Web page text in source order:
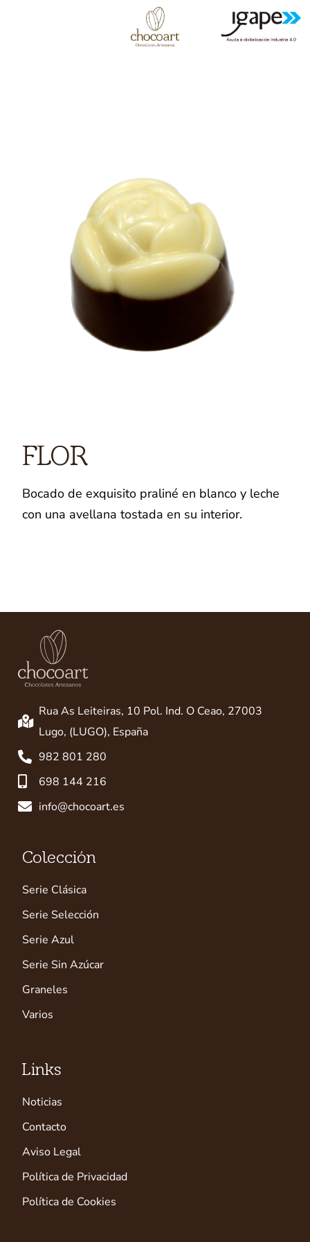
FLOR
Bocado de exquisito praliné en blanco y leche
con una avellana tostada en su interior.
Rua As Leiteiras, 10 Pol. Ind. O Ceao, 27003
Lugo, (LUGO), España
982 801 280
698 144 216
info@chocoart.es
Colección
Serie Clásica
Serie Selección
Serie Azul
Serie Sin Azúcar
Graneles
Varios
Links
Noticias
Contacto
Aviso Legal
Política de Privacidad
Política de Cookies